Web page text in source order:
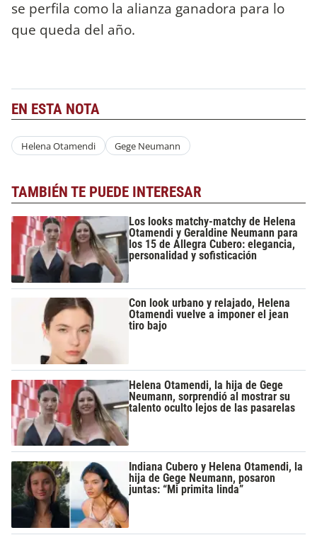
se perfila como la alianza ganadora para lo
que queda del año.
EN ESTA NOTA
Helena Otamendi Gege Neumann
TAMBIÉN TE PUEDE INTERESAR
Los looks matchy-matchy de Helena
Otamendi y Geraldine Neumann para
los 15 de Allegra Cubero: elegancia,
personalidad y sofisticación
Con look urbano y relajado, Helena
Otamendi vuelve a imponer el jean
tiro bajo
Helena Otamendi, la hija de Gege
Neumann, sorprendió al mostrar su
talento oculto lejos de las pasarelas
Indiana Cubero y Helena Otamendi, la
hija de Gege Neumann, posaron
juntas: “Mi primita linda”